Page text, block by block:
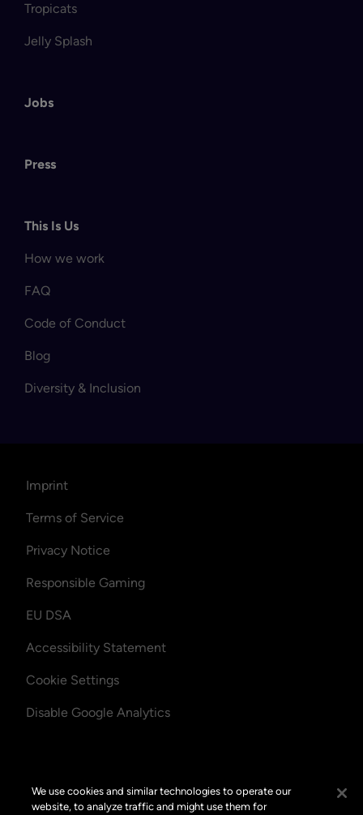
Tropicats
Jelly Splash
Jobs
Press
This Is Us
How we work
FAQ
Code of Conduct
Blog
Diversity & Inclusion
Imprint
Terms of Service
Privacy Notice
Responsible Gaming
EU DSA
Accessibility Statement
Cookie Settings
Disable Google Analytics
We use cookies and similar technologies to operate our
website, to analyze traffic and might use them for